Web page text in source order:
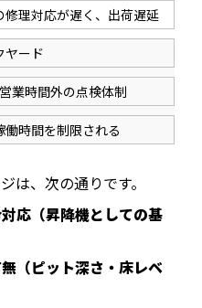
理対応が遅く、出荷遅延
ヤード
業時間外の点検体制
時間を制限される
は、次の通りです。
応（昇降機としての基
（ピット深さ・床レベ